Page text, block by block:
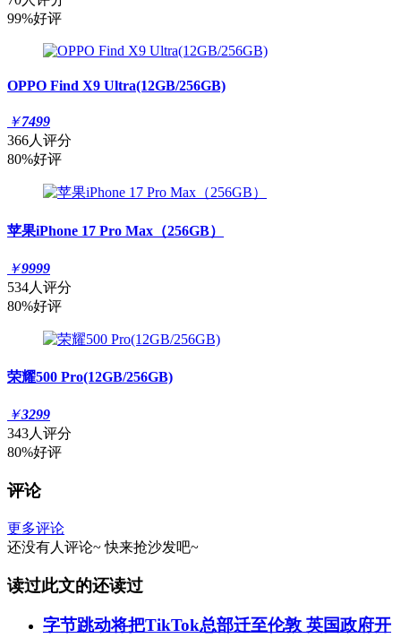
99%好评
OPPO Find X9 Ultra(12GB/256GB)
￥7499
366人评分
80%好评
苹果iPhone 17 Pro Max（256GB）
￥9999
534人评分
80%好评
荣耀500 Pro(12GB/256GB)
￥3299
343人评分
80%好评
评论
更多评论
还没有人评论~ 快来抢沙发吧~
读过此文的还读过
字节跳动将把TikTok总部迁至伦敦 英国政府开